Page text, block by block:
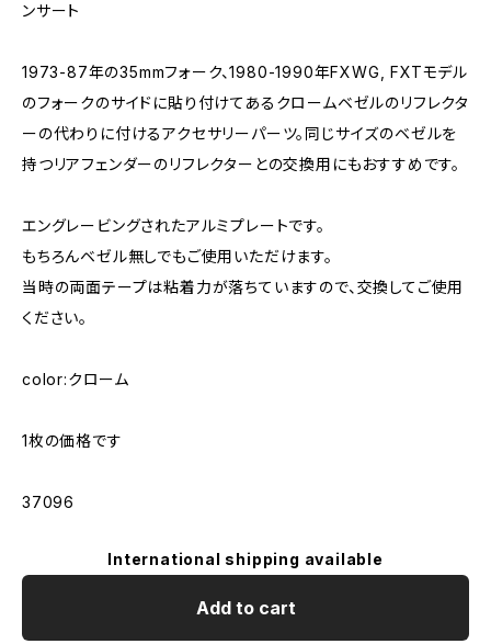
ンサート
1973-87年の35mmフォーク、1980-1990年FXWG, FXTモデル
のフォークのサイドに貼り付けてあるクロームベゼルのリフレクタ
ーの代わりに付けるアクセサリーパーツ。同じサイズのベゼルを
持つリアフェンダーのリフレクターとの交換用にもおすすめです。
エングレービングされたアルミプレートです。
もちろんベゼル無しでもご使用いただけます。
当時の両面テープは粘着力が落ちていますので、交換してご使用
ください。
color:クローム
1枚の価格です
37096
International shipping available
Add to cart